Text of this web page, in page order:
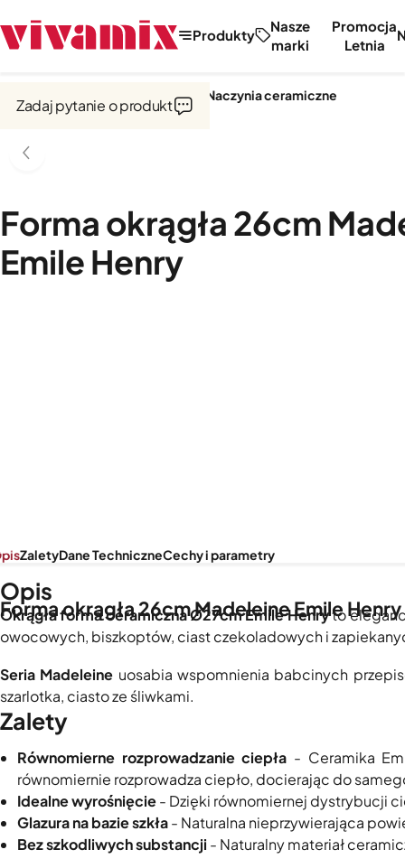
Produkty
Nasze
marki
Promocja
Letnia
Garnki i naczynia Naczynia ceramiczne
Forma okrągła 26cm
Emile Henry
Zadaj pytanie o produkt
Forma okrągła 26cm Madeleine Emile Henry
ZaletyDane TechniczneCechy i parametry
Opis
Okrągła forma ceramiczna Ø27cm Emile Henryto
owocowych, biszkoptów, ciast czekoladowych i
Seria Madeleine uosabia wspomnienia babcinych
szarlotka, ciasto ze śliwkami.
Zalety
Równomierne rozprowadzanie ciepła - Ceramika
równomiernie rozprowadza ciepło, docierając do
Idealne wyrośnięcie- Dzięki równomiernej dystrybucji
Glazura na bazie szkła- Naturalna nieprzywierająca
Bez szkodliwych substancji - Naturalny materiał